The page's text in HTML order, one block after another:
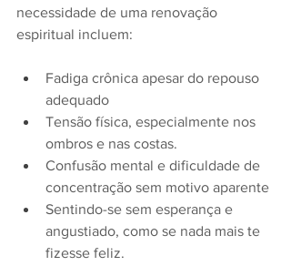
necessidade de uma renovação
espiritual incluem:
Fadiga crônica apesar do repouso
adequado
Tensão física, especialmente nos
ombros e nas costas.
Confusão mental e dificuldade de
concentração sem motivo aparente
Sentindo-se sem esperança e
angustiado, como se nada mais te
fizesse feliz.